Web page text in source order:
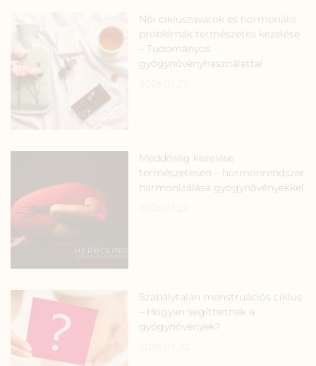
Női cikluszavarok és hormonális
problémák természetes kezelése
– Tudományos
gyógynövényhasználattal
Meddőség kezelése
természetesen – hormonrendszer
harmonizálása gyógynövényekkel
Szabálytalan menstruációs ciklus
– Hogyan segíthetnek a
gyógynövények?